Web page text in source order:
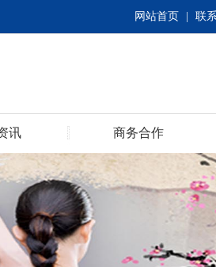
网站首页 联
讯 商务合作